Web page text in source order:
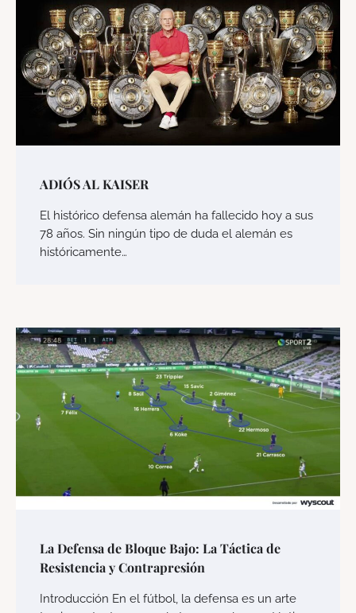
ADIÓS AL KAISER
El histórico defensa alemán ha fallecido hoy a sus
78 años. Sin ningún tipo de duda el alemán es
históricamente…
La Defensa de Bloque Bajo: La Táctica de
Resistencia y Contrapresión
Introducción En el fútbol, la defensa es un arte